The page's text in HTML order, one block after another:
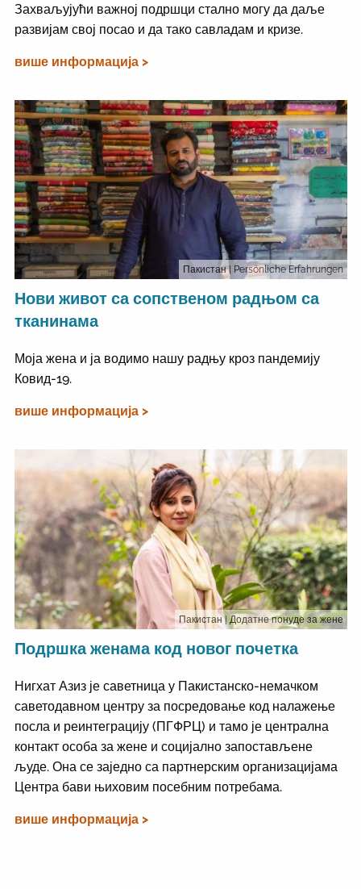
Захваљујући важној подршци стално могу да даље
развијам свој посао и да тако савладам и кризе.
више информација >
Пакистан| Persönliche Erfahrungen
Нови живот са сопственом радњом са
тканинама
Моја жена и ја водимо нашу радњу кроз пандемију
Ковид-19.
више информација >
Пакистан| Додатне понуде за жене
Подршка женама код новог почетка
Нигхат Азиз је саветница у Пакистанско-немачком
саветодавном центру за посредовање код налажење
посла и реинтеграцију (ПГФРЦ) и тамо је централна
контакт особа за жене и социјално запостављене
људе. Она се заједно са партнерским организацијама
Центра бави њиховим посебним потребама.
више информација >